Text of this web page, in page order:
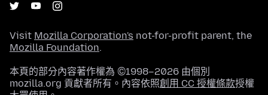
Visit Mozilla Corporation's not-for-profit parent, the
Mozilla Foundation.
本頁的部分內容著作權為 ©1998–2026 由個別
mozilla.org 貢獻者所有。內容依照創用 CC 授權條款授權